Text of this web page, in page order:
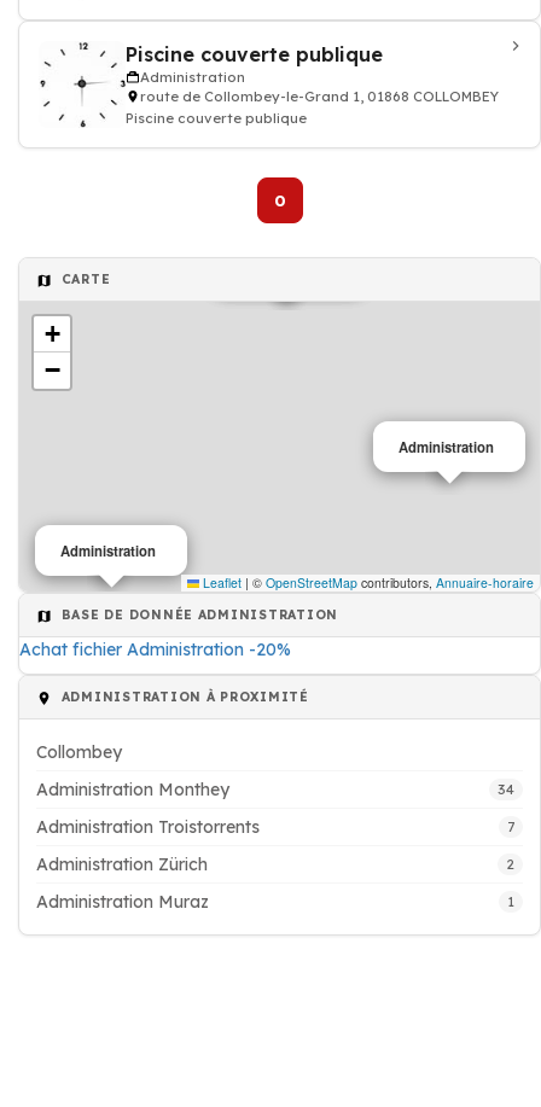
Piscine couverte publique
Administration
route de Collombey-le-Grand 1, 01868 COLLOMBEY
Piscine couverte publique
0
CARTE
Administration
Administration
Administration
Administration
Administration
+
−
Leaflet | © OpenStreetMap contributors, Annuaire-horaire
BASE DE DONNÉE ADMINISTRATION
Achat fichier Administration -20%
ADMINISTRATION À PROXIMITÉ
Collombey
Administration Monthey
34
Administration Troistorrents 7
Administration Zürich 2
Administration Muraz 1